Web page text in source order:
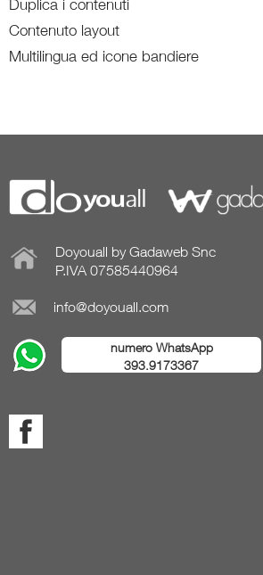
Duplica i contenuti
Contenuto layout
Multilingua ed icone bandiere
Doyouall by Gadaweb Snc
P.IVA 07585440964
info@doyouall.com
numero WhatsApp
393.9173367